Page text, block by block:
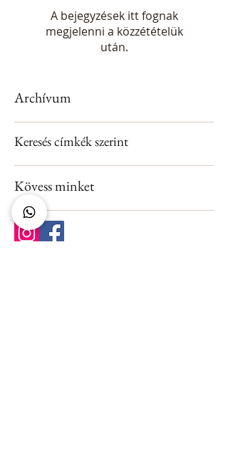
A bejegyzések itt fognak
megjelenni a közzétételük
után.
Archívum
Keresés címkék szerint
Kövess minket